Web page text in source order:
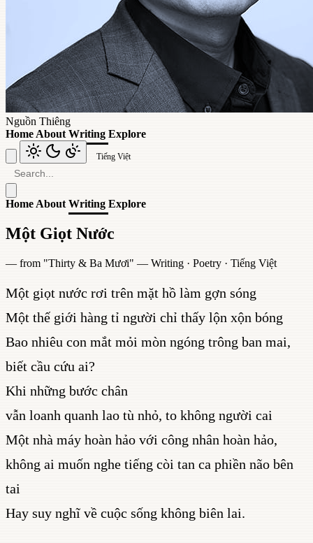
Nguồn Thiêng
Home About Writing Explore
Tiếng Việt
Home About Writing Explore
Một Giọt Nước
— from "Thirty & Ba Mươi" — Writing · Poetry · Tiếng Việt
Một giọt nước rơi trên mặt hồ làm gợn sóng
Một thế giới hàng tỉ người chỉ thấy lộn xộn bóng
Bao nhiêu con mắt mỏi mòn ngóng trông ban mai,
biết cầu cứu ai?
Khi những bước chân
vẫn loanh quanh lao tù nhỏ, to không người cai
Một nhà máy hoàn hảo với công nhân hoàn hảo,
không ai muốn nghe tiếng còi tan ca phiền não bên
tai
Hay suy nghĩ về cuộc sống không biên lai.